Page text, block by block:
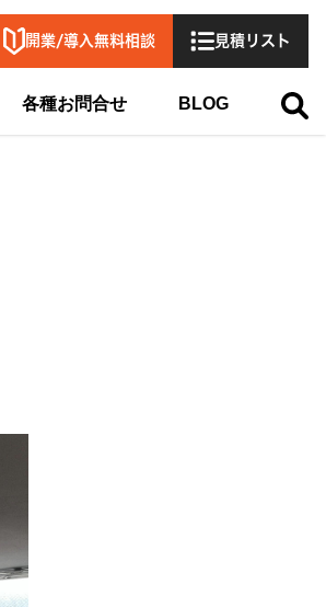
開業/導入無料相談 見積リスト
各種お問合せ BLOG